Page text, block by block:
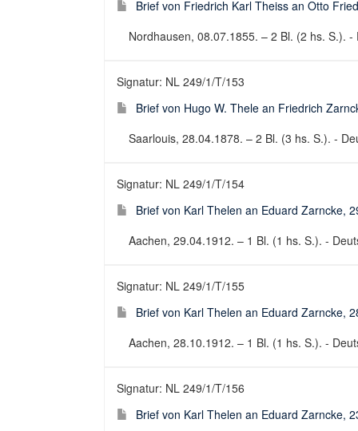
Brief von Friedrich Karl Theiss an Otto
Nordhausen, 08.07.1855. – 2 Bl. (2 hs. S.).
Signatur: NL 249/1/T/153
Brief von Hugo W. Thele an Friedrich
Saarlouis, 28.04.1878. – 2 Bl. (3 hs. S.). -
Signatur: NL 249/1/T/154
Brief von Karl Thelen an Eduard Zarncke,
Aachen, 29.04.1912. – 1 Bl. (1 hs. S.). -
Signatur: NL 249/1/T/155
Brief von Karl Thelen an Eduard Zarncke,
Aachen, 28.10.1912. – 1 Bl. (1 hs. S.). -
Signatur: NL 249/1/T/156
Brief von Karl Thelen an Eduard Zarncke,